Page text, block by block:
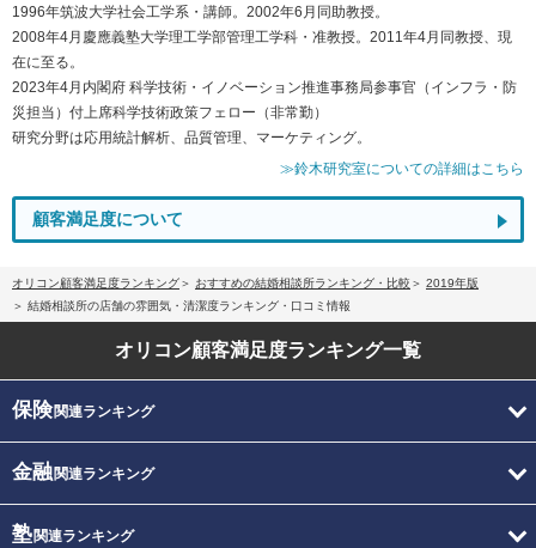
1996年筑波大学社会工学系・講師。2002年6月同助教授。
2008年4月慶應義塾大学理工学部管理工学科・准教授。2011年4月同教授、現
在に至る。
2023年4月内閣府 科学技術・イノベーション推進事務局参事官（インフラ・防
災担当）付上席科学技術政策フェロー（非常勤）
研究分野は応用統計解析、品質管理、マーケティング。
≫鈴木研究室についての詳細はこちら
顧客満足度について
オリコン顧客満足度ランキング おすすめの結婚相談所ランキング・比較
2019年版
結婚相談所の店舗の雰囲気・清潔度ランキング・口コミ情報
オリコン顧客満足度ランキング一覧
保険関連ランキング
金融関連ランキング
塾関連ランキング